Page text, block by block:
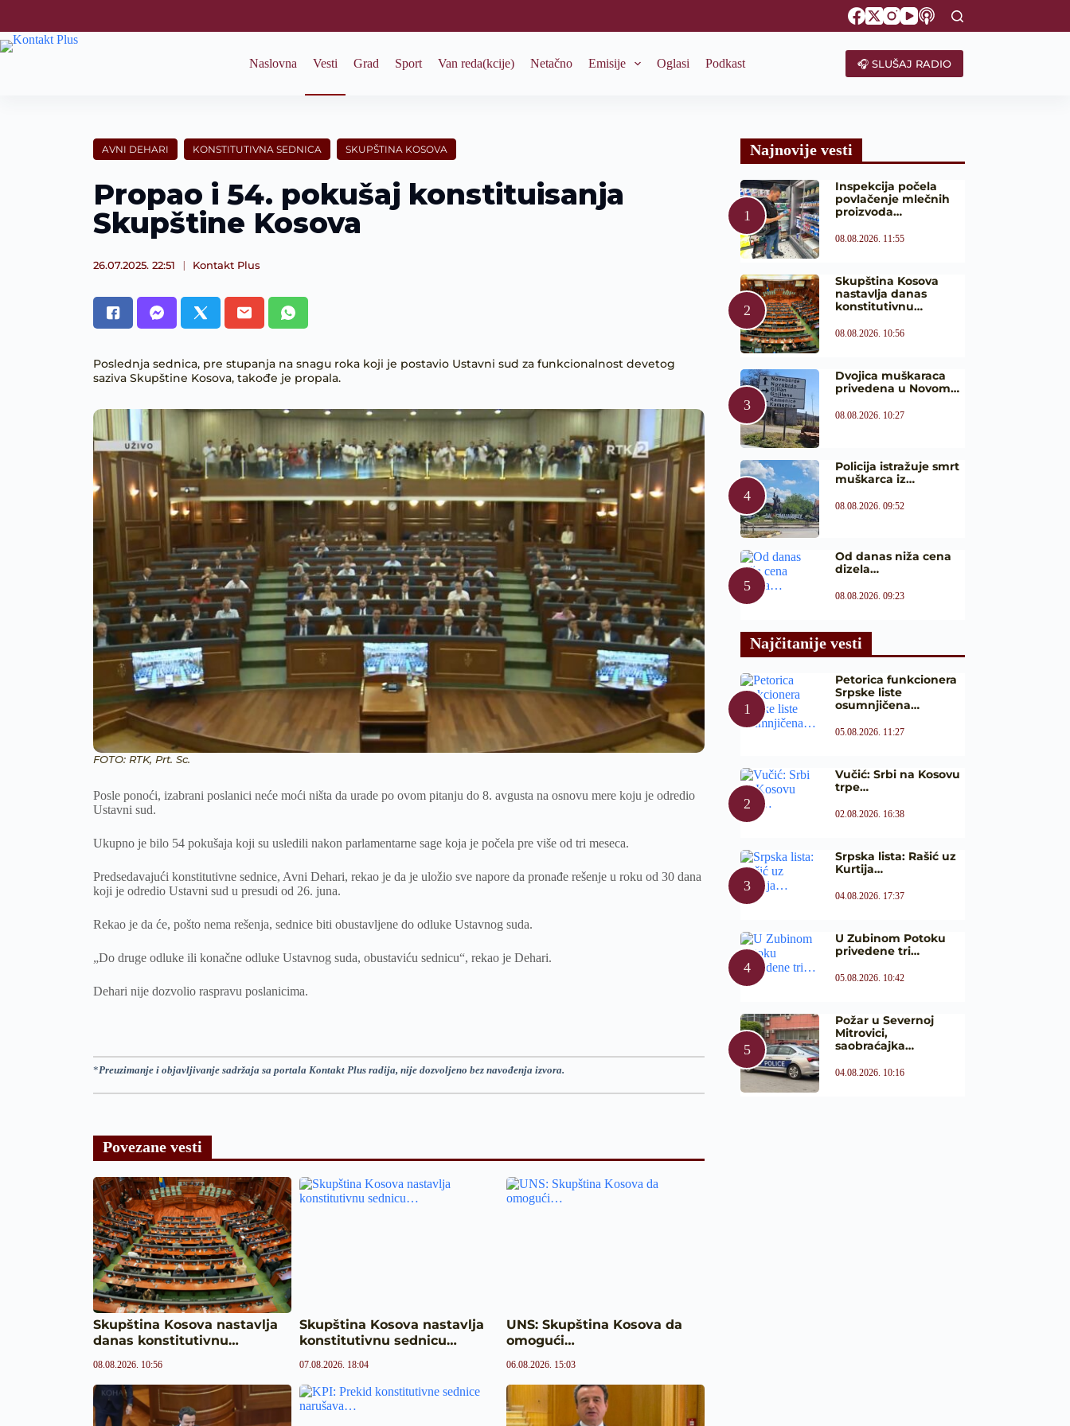
k
i
Naslovna Vesti Grad Sport Van reda(kcije) Netačno Emisije Oglasi Podkast 🎧 SLUŠAJ RADIO
AVNI DEHARI KONSTITUTIVNA SEDNICA SKUPŠTINA KOSOVA
Propao i 54. pokušaj konstituisanja
Skupštine Kosova
26.07.2025. 22:51 Kontakt Plus
Poslednja sednica, pre stupanja na snagu roka koji je postavio Ustavni sud za funkcionalnost devetog
saziva Skupštine Kosova, takođe je propala.
FOTO: RTK, Prt. Sc.
Posle ponoći, izabrani poslanici neće moći ništa da urade po ovom pitanju do 8. avgusta na osnovu mere koju je odredio
Ustavni sud.
Ukupno je bilo 54 pokušaja koji su usledili nakon parlamentarne sage koja je počela pre više od tri meseca.
Predsedavajući konstitutivne sednice, Avni Dehari, rekao je da je uložio sve napore da pronađe rešenje u roku od 30 dana
koji je odredio Ustavni sud u presudi od 26. juna.
Rekao je da će, pošto nema rešenja, sednice biti obustavljene do odluke Ustavnog suda.
„Do druge odluke ili konačne odluke Ustavnog suda, obustaviću sednicu“, rekao je Dehari.
Dehari nije dozvolio raspravu poslanicima.
*Preuzimanje i objavljivanje sadržaja sa portala Kontakt Plus radija, nije dozvoljeno bez navođenja izvora.
Povezane vesti
Skupština Kosova nastavlja
danas konstitutivnu…
08.08.2026. 10:56
Skupština Kosova nastavlja
konstitutivnu sednicu…
07.08.2026. 18:04
UNS: Skupština Kosova da
omogući…
06.08.2026. 15:03
Najnovije vesti
Inspekcija počela
povlačenje mlečnih
proizvoda…
08.08.2026. 11:55
Skupština Kosova
nastavlja danas
konstitutivnu…
08.08.2026. 10:56
Dvojica muškaraca
privedena u Novom…
08.08.2026. 10:27
Policija istražuje smrt
muškarca iz…
08.08.2026. 09:52
Od danas niža cena
dizela…
08.08.2026. 09:23
Najčitanije vesti
Petorica funkcionera
Srpske liste
osumnjičena…
05.08.2026. 11:27
Vučić: Srbi na Kosovu
trpe…
02.08.2026. 16:38
Srpska lista: Rašić uz
Kurtija…
04.08.2026. 17:37
U Zubinom Potoku
privedene tri…
05.08.2026. 10:42
Požar u Severnoj
Mitrovici,
saobraćajka…
04.08.2026. 10:16